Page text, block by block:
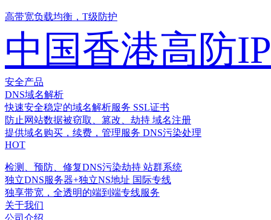
高带宽负载均衡，T级防护
中国香港高防IP
安全产品
DNS域名解析
快速安全稳定的域名解析服务 SSL证书
防止网站数据被窃取、篡改、劫持 域名注册
提供域名购买，续费，管理服务 DNS污染处理
HOT
检测、预防、修复DNS污染劫持 站群系统
独立DNS服务器+独立NS地址 国际专线
独享带宽，全透明的端到端专线服务
关于我们
公司介绍